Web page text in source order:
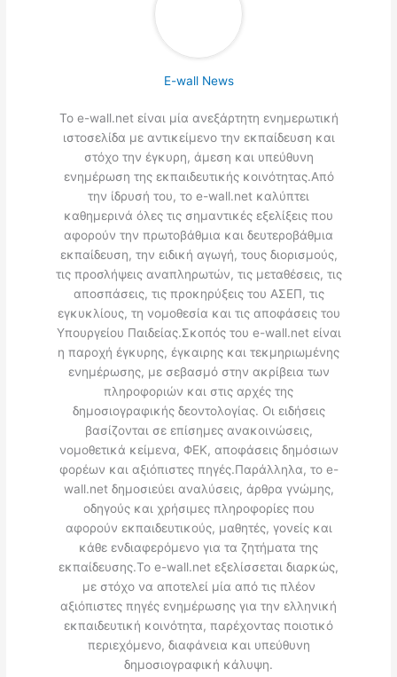
E-wall News
Το e-wall.net είναι μία ανεξάρτητη ενημερωτική
ιστοσελίδα με αντικείμενο την εκπαίδευση και
στόχο την έγκυρη, άμεση και υπεύθυνη
ενημέρωση της εκπαιδευτικής κοινότητας.Από
την ίδρυσή του, το e-wall.net καλύπτει
καθημερινά όλες τις σημαντικές εξελίξεις που
αφορούν την πρωτοβάθμια και δευτεροβάθμια
εκπαίδευση, την ειδική αγωγή, τους διορισμούς,
τις προσλήψεις αναπληρωτών, τις μεταθέσεις, τις
αποσπάσεις, τις προκηρύξεις του ΑΣΕΠ, τις
εγκυκλίους, τη νομοθεσία και τις αποφάσεις του
Υπουργείου Παιδείας.Σκοπός του e-wall.net είναι
η παροχή έγκυρης, έγκαιρης και τεκμηριωμένης
ενημέρωσης, με σεβασμό στην ακρίβεια των
πληροφοριών και στις αρχές της
δημοσιογραφικής δεοντολογίας. Οι ειδήσεις
βασίζονται σε επίσημες ανακοινώσεις,
νομοθετικά κείμενα, ΦΕΚ, αποφάσεις δημόσιων
φορέων και αξιόπιστες πηγές.Παράλληλα, το e-
wall.net δημοσιεύει αναλύσεις, άρθρα γνώμης,
οδηγούς και χρήσιμες πληροφορίες που
αφορούν εκπαιδευτικούς, μαθητές, γονείς και
κάθε ενδιαφερόμενο για τα ζητήματα της
εκπαίδευσης.Το e-wall.net εξελίσσεται διαρκώς,
με στόχο να αποτελεί μία από τις πλέον
αξιόπιστες πηγές ενημέρωσης για την ελληνική
εκπαιδευτική κοινότητα, παρέχοντας ποιοτικό
περιεχόμενο, διαφάνεια και υπεύθυνη
δημοσιογραφική κάλυψη.